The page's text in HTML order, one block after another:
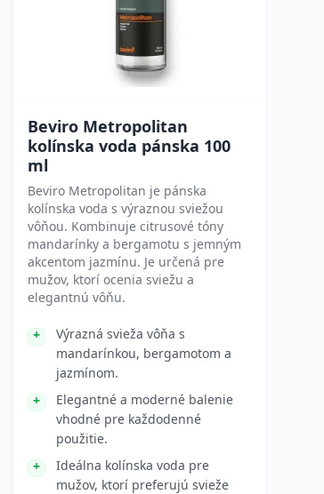
Beviro Metropolitan
kolínska voda pánska 100
ml
Beviro Metropolitan je pánska
kolínska voda s výraznou sviežou
vôňou. Kombinuje citrusové tóny
mandarínky a bergamotu s jemným
akcentom jazmínu. Je určená pre
mužov, ktorí ocenia sviežu a
elegantnú vôňu.
Výrazná svieža vôňa s
mandarínkou, bergamotom a
jazmínom.
Elegantné a moderné balenie
vhodné pre každodenné
použitie.
Ideálna kolínska voda pre
mužov, ktorí preferujú svieže